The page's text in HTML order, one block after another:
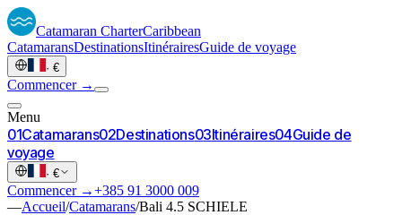
Catamaran CharterCaribbean
CatamaransDestinationsItinérairesGuide de voyage
· €
Commencer →
Menu
01Catamarans02Destinations03Itinéraires04Guide de
voyage
· €
Commencer →+385 91 3000 009
—Accueil/Catamarans/Bali 4.5 SCHIELE